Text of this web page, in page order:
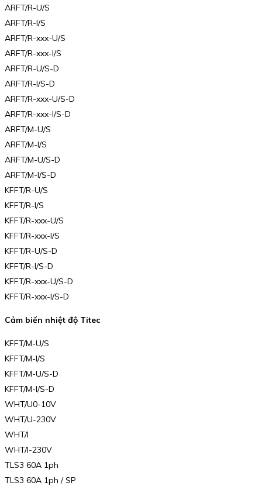
ARFT/R-U/S
ARFT/R-I/S
ARFT/R-xxx-U/S
ARFT/R-xxx-I/S
ARFT/R-U/S-D
ARFT/R-I/S-D
ARFT/R-xxx-U/S-D
ARFT/R-xxx-I/S-D
ARFT/M-U/S
ARFT/M-I/S
ARFT/M-U/S-D
ARFT/M-I/S-D
KFFT/R-U/S
KFFT/R-I/S
KFFT/R-xxx-U/S
KFFT/R-xxx-I/S
KFFT/R-U/S-D
KFFT/R-I/S-D
KFFT/R-xxx-U/S-D
KFFT/R-xxx-I/S-D
Cảm biến nhiệt độ Titec
KFFT/M-U/S
KFFT/M-I/S
KFFT/M-U/S-D
KFFT/M-I/S-D
WHT/U0-10V
WHT/U-230V
WHT/I
WHT/I-230V
TLS3 60A 1ph
TLS3 60A 1ph / SP